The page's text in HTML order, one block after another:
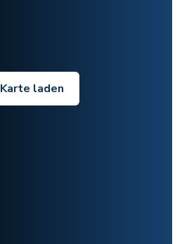
Karte laden